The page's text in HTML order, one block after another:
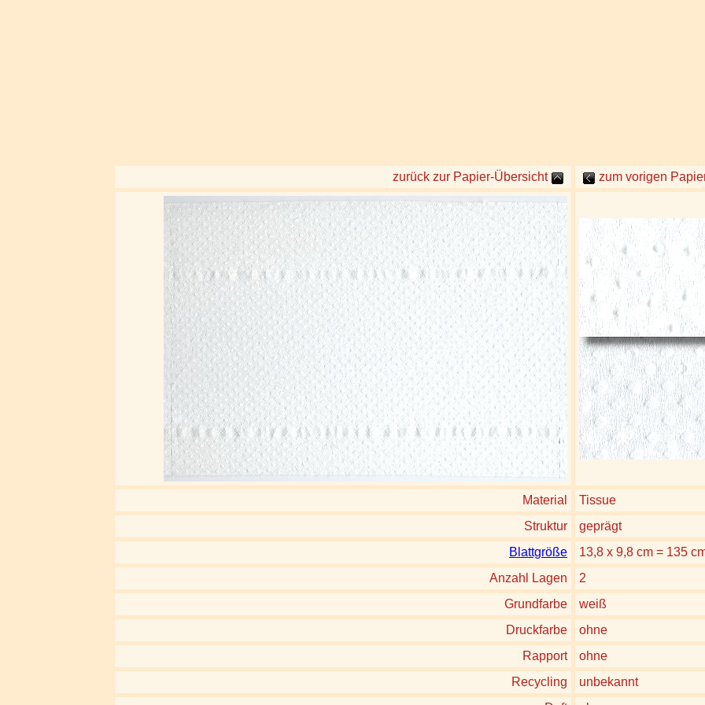
zurück zur Papier-Übersicht zum vorigen
Material
Tissue
Struktur
geprägt
Blattgröße
13,8 x 9,8 cm = 135
Anzahl Lagen
2
Grundfarbe
weiß
Druckfarbe
ohne
Rapport
ohne
Recycling
unbekannt